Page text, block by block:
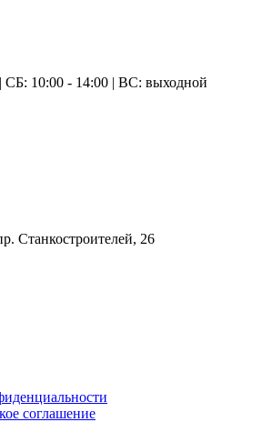
10:00 - 14:00 | ВС: выходной
Станкостроителей, 26
соглашение